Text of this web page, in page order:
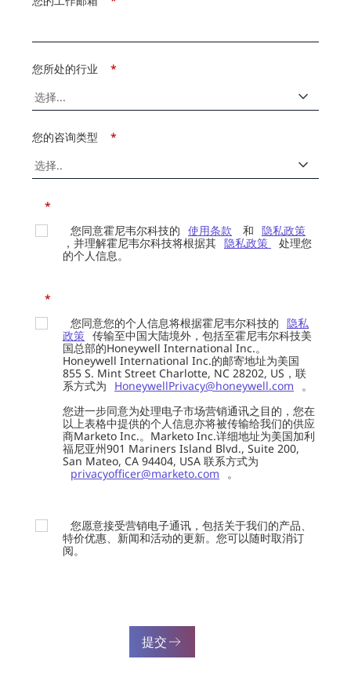
*
您所处的行业
*
您的咨询类型
*
您同意霍尼韦尔科技的 使用条款 和 隐私政策
，并理解霍尼韦尔科技将根据其 隐私政策
处理您
的个人信息。
*
您同意您的个人信息将根据霍尼韦尔科技的 隐私
政策 传输至中国大陆境外，包括至霍尼韦尔科技美
国总部的Honeywell International Inc.。
Honeywell International Inc.的邮寄地址为美国
855 S. Mint Street Charlotte, NC 28202, US，联
系方式为
HoneywellPrivacy@honeywell.com
。
您进一步同意为处理电子市场营销通讯之目的，您在
以上表格中提供的个人信息亦将被传输给我们的供应
商Marketo Inc.。Marketo Inc.详细地址为美国加利
福尼亚州901 Mariners Island Blvd., Suite 200,
San Mateo, CA 94404, USA 联系方式为
privacyofficer@marketo.com
。
您愿意接受营销电子通讯，包括关于我们的产品、
特价优惠、新闻和活动的更新。您可以随时取消订
阅。
提交